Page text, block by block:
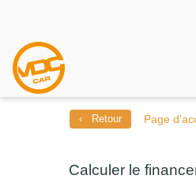
‹ Retour Page
Calculer le